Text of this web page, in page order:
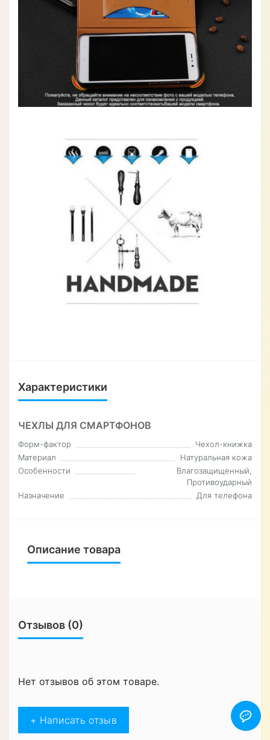
Характеристики
ЧЕХЛЫ ДЛЯ СМАРТФОНОВ
Форм-фактор
Чехол-книжка
Материал
Натуральная кожа
Особенности
Влагозащищенный,
Противоударный
Назначение
Для телефона
Описание товара
Отзывов (0)
Нет отзывов об этом товаре.
+ Написать отзыв